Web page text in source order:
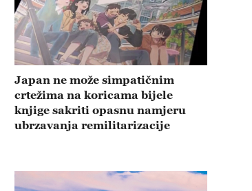
Japan ne može simpatičnim
crtežima na koricama bijele
knjige sakriti opasnu namjeru
ubrzavanja remilitarizacije